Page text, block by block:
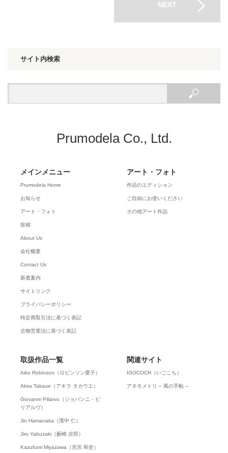
NEXT
サイト内検索
Prumodela Co., Ltd.
メインメニュー
Prumodela Home
お知らせ
アート・フォト
投稿
About Us
会社概要
Contact Us
新着案内
サイトリンク
プライバシーポリシー
特定商取引法に基づく表記
古物営業法に基づく表記
アート・フォト
作品のエディション
ご自由にお使いください
その他アート作品
取扱作品一覧
Aiko Robinson（ロビンソン愛子）
Akira Takaue（アキラ タカウエ）
Giovanni Piliarvu（ジョバンニ・ピ
リアルヴ）
Jin Hamanaka（濱中 仁）
Jiro Yabuzaki（藪崎 次郎）
Kazufumi Miyazawa（宮沢 和史）
関連サイト
IGOCOCH（いごこち）
アネモメトリ – 風の手帖 –